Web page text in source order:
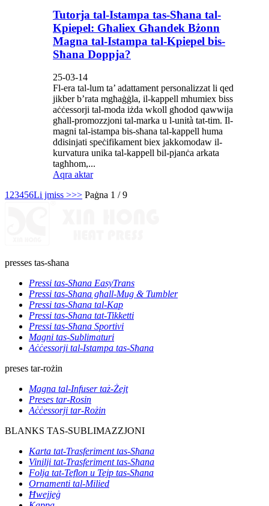
Tutorja tal-Istampa tas-Sħana tal-
Kpiepel: Għaliex Għandek Bżonn
Magna tal-Istampa tal-Kpiepel bis-
Sħana Doppja?
25-03-14
Fl-era tal-lum ta’ adattament personalizzat li qed
jikber b’rata mgħaġġla, il-kappell mhumiex biss
aċċessorji tal-moda iżda wkoll għodod qawwija
għall-promozzjoni tal-marka u l-unità tat-tim. Il-
magni tal-istampa bis-sħana tal-kappell huma
ddisinjati speċifikament biex jakkomodaw il-
kurvatura unika tal-kappell bil-pjanċa arkata
tagħhom,...
Aqra aktar
1 23456Li jmiss >>> Paġna 1 / 9
presses tas-sħana
Pressi tas-Sħana EasyTrans
Pressi tas-Sħana għall-Mug & Tumbler
Pressi tas-Sħana tal-Kap
Pressi tas-Sħana tat-Tikketti
Pressi tas-Sħana Sportivi
Magni tas-Sublimaturi
Aċċessorji tal-Istampa tas-Sħana
preses tar-rożin
Magna tal-Infuser taż-Żejt
Preses tar-Rosin
Aċċessorji tar-Rożin
BLANKS TAS-SUBLIMAZZJONI
Karta tat-Trasferiment tas-Sħana
Vinilji tat-Trasferiment tas-Sħana
Folja tat-Teflon u Tejp tas-Sħana
Ornamenti tal-Milied
Ħwejjeġ